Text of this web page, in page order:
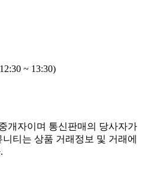
~ 13:30)
개자이며 통신판매의 당사자가
티는 상품 거래정보 및 거래에